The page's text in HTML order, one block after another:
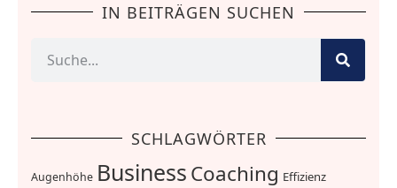
IN BEITRÄGEN SUCHEN
SCHLAGWÖRTER
Augenhöhe BusinessCoaching Effizienz